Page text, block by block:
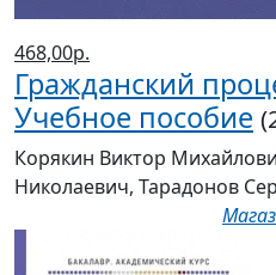
468,00р.
Гражданский
Учебное пособие
Корякин Виктор
Николаевич, Тарадонов